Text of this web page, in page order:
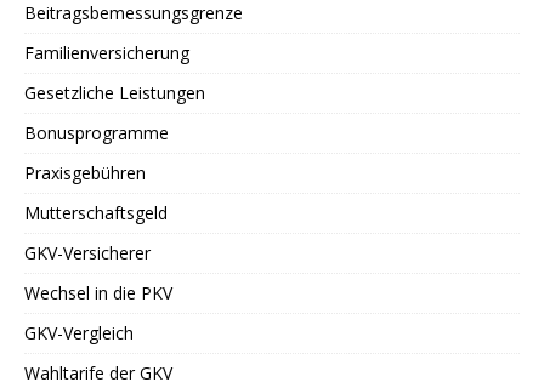
Beitragsbemessungsgrenze
Familienversicherung
Gesetzliche Leistungen
Bonusprogramme
Praxisgebühren
Mutterschaftsgeld
GKV-Versicherer
Wechsel in die PKV
GKV-Vergleich
Wahltarife der GKV